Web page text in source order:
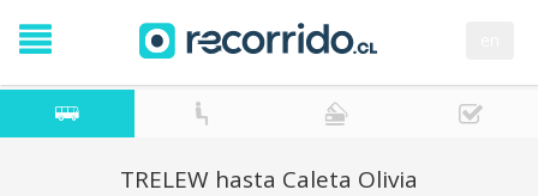
TRELEW hasta Caleta Olivia